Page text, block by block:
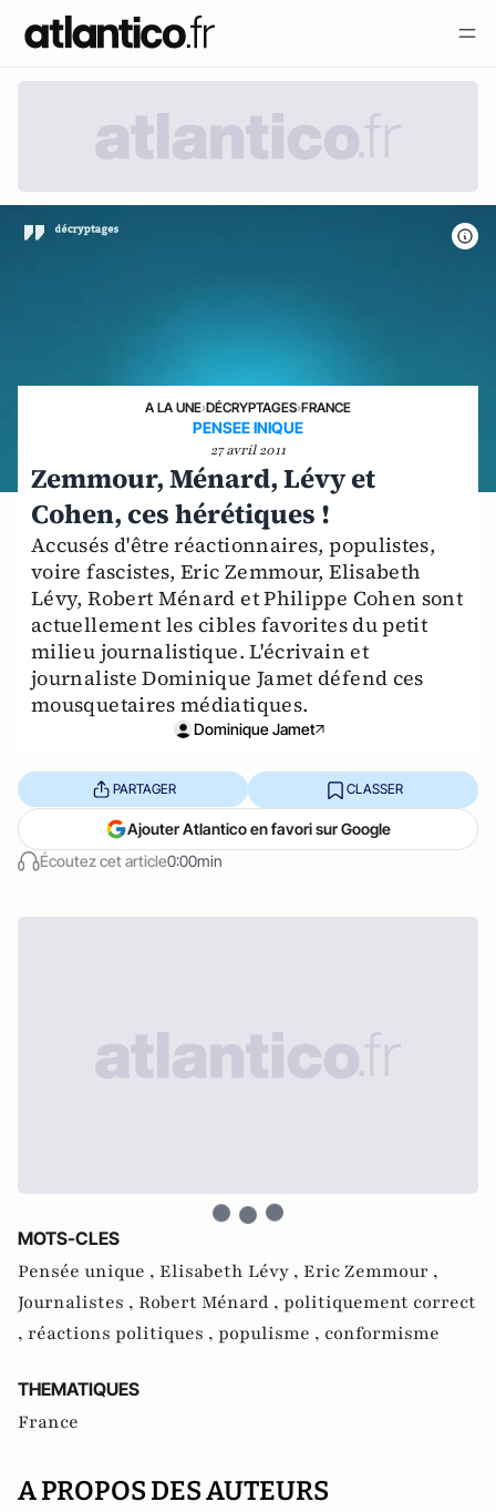
A LA UNE›DÉCRYPTAGES›FRANCE
PENSEE INIQUE
27 avril 2011
Zemmour, Ménard, Lévy et
Cohen, ces hérétiques !
Accusés d'être réactionnaires, populistes,
voire fascistes, Eric Zemmour, Elisabeth
Lévy, Robert Ménard et Philippe Cohen sont
actuellement les cibles favorites du petit
milieu journalistique. L'écrivain et
journaliste Dominique Jamet défend ces
mousquetaires médiatiques.
Dominique Jamet
Écoutez cet article0:00min
PARTAGER CLASSER
Ajouter Atlantico en favori sur Google
MOTS-CLES
Pensée unique , Elisabeth Lévy , Eric Zemmour ,
Journalistes , Robert Ménard , politiquement correct
, réactions politiques , populisme , conformisme
THEMATIQUES
France
A PROPOS DES AUTEURS